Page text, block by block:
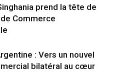
prend la tête de
Commerce
: Vers un nouvel
bilatéral au cœur